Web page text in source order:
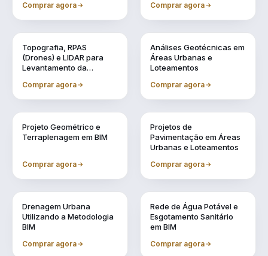
Comprar agora Comprar agora
Topografia, RPAS
(Drones) e LIDAR para
Levantamento da
Comprar agora
Vol. 3
Análises Geotécnicas em
Áreas Urbanas e
Loteamentos
Comprar agora
Projeto Geométrico e
Terraplenagem em BIM
Comprar agora
Projetos de
Pavimentação em Áreas
Urbanas e Loteamentos
Comprar agora
Drenagem Urbana
Utilizando a Metodologia
BIM
Comprar agora
Rede de Água Potável e
Esgotamento Sanitário
em BIM
Comprar agora